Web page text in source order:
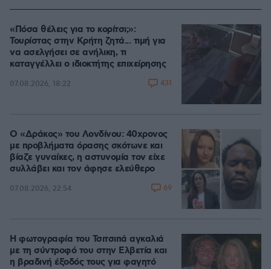
«Πόσα θέλεις για το κορίτσι;»:
Τουρίστας στην Κρήτη ζητά... τιμή για
να ασελγήσει σε ανήλικη, τι
καταγγέλλει ο ιδιοκτήτης επιχείρησης
07.08.2026, 18:22 431
Ο «Δράκος» του Λονδίνου: 40χρονος
με προβλήματα όρασης σκότωνε και
βίαζε γυναίκες, η αστυνομία τον είχε
συλλάβει και τον άφησε ελεύθερο
07.08.2026, 22:54 69
Η φωτογραφία του Τσιτσιπά αγκαλιά
με τη σύντροφό του στην Ελβετία και
η βραδινή έξοδός τους για φαγητό